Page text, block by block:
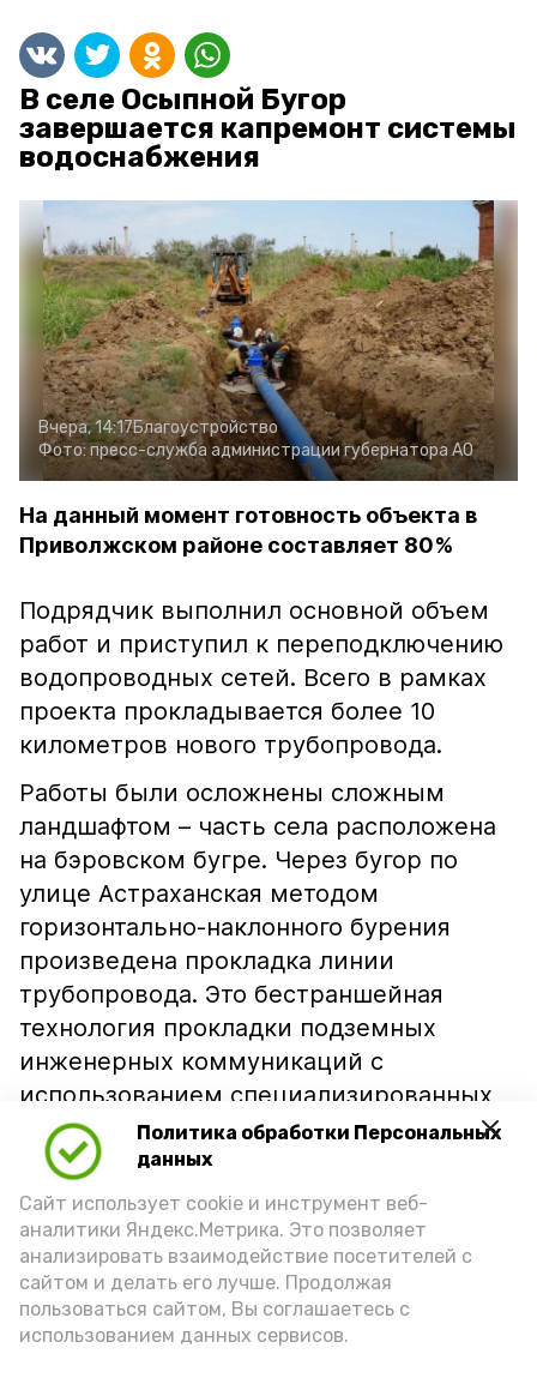
Политика обработки Персональных
данных
Сайт использует cookie и инструмент веб-
аналитики Яндекс.Метрика. Это позволяет
анализировать взаимодействие посетителей с
сайтом и делать его лучше. Продолжая
пользоваться сайтом, Вы соглашаетесь с
использованием данных сервисов.
В селе Осыпной Бугор
завершается капремонт системы
водоснабжения
Вчера, 14:17Благоустройство
Фото: пресс-служба администрации губернатора АО
На данный момент готовность объекта в
Приволжском районе составляет 80%
Подрядчик выполнил основной объем
работ и приступил к переподключению
водопроводных сетей. Всего в рамках
проекта прокладывается более 10
километров нового трубопровода.
Работы были осложнены сложным
ландшафтом – часть села расположена
на бэровском бугре. Через бугор по
улице Астраханская методом
горизонтально-наклонного бурения
произведена прокладка линии
трубопровода. Это бестраншейная
технология прокладки подземных
инженерных коммуникаций с
использованием специализированных
буровых установок. Она позволяет
сохранить ландшафт, не требует
вскрытия дорожного полотна, что важно
в условиях плотной городской
застройки. Помимо этого, была
произведена прокладка линии
водопровода открытым способом по